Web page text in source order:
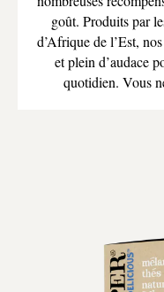
goût. Produits par
d’Afrique de l’Est,
et plein d’audace
quotidien. Vous